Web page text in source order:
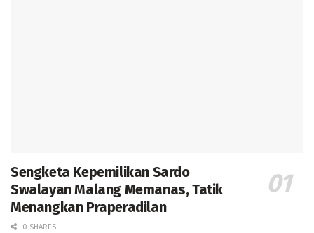
Sengketa Kepemilikan Sardo
Swalayan Malang Memanas, Tatik
Menangkan Praperadilan
0 SHARES